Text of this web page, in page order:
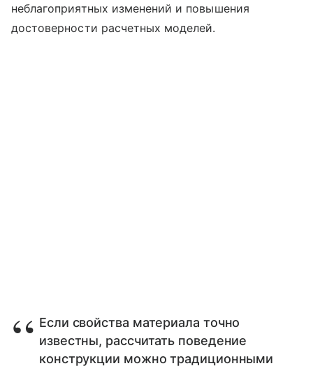
неблагоприятных изменений и повышения
достоверности расчетных моделей.
Если свойства материала точно
известны, рассчитать поведение
конструкции можно традиционными